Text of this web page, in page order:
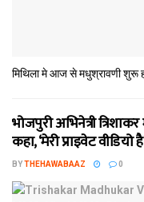
मिथि‍ला मे आज से मधुश्रावणी शुरू
भोजपुरी अभिनेत्री
कहा, ‘मेरी प्राइवेट वीडियो
BYTHEHAWABAAZ 0